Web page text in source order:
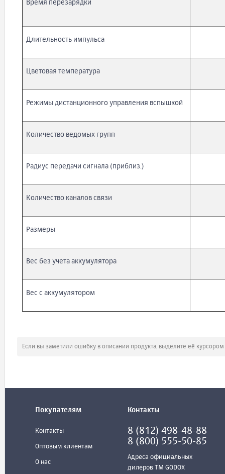
Время перезарядки
Длительность импульса
Цветовая температура
Режимы дистанционного управления вспышкой
Количество ведомых групп
Радиус передачи сигнала (приблиз.)
Количество каналов связи
Размеры
Вес без учета аккумулятора
Вес с аккумулятором
Если вы заметили ошибку в описании продукта, выделите её
Покупателям
Контакты
Оптовым клиентам
О нас
Контакты
8 (812) 498-48-88
8 (800) 555-50-85
Адреса официальных
дилеров ТМ GODOX